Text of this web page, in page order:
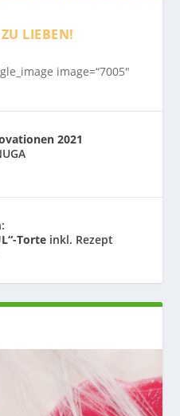
LIEBEN!
image=“7005″
2021
Torte inkl. Rezept